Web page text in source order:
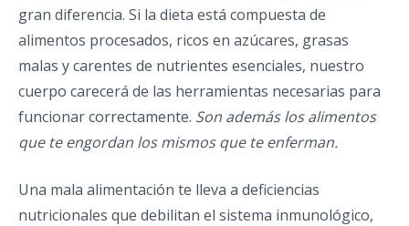
gran diferencia. Si la dieta está compuesta de
alimentos procesados, ricos en azúcares, grasas
malas y carentes de nutrientes esenciales, nuestro
cuerpo carecerá de las herramientas necesarias para
funcionar correctamente. Son además los alimentos
que te engordan los mismos que te enferman.
Una mala alimentación te lleva a deficiencias
nutricionales que debilitan el sistema inmunológico,